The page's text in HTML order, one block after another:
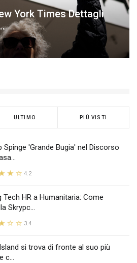
York Times Dettagli
ULTIMO PIÙ VISTI
Spinge 'Grande Bugia' nel Discorso
4.2
Tech HR a Humanitaria: Come
Skrypc...
3.4
si trova di fronte al suo più
c...